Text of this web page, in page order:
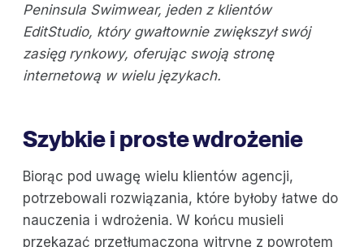
Peninsula Swimwear, jeden z klientów
EditStudio, który gwałtownie zwiększył swój
zasięg rynkowy, oferując swoją stronę
internetową w wielu językach.
Szybkie i proste wdrożenie
Biorąc pod uwagę wielu klientów agencji,
potrzebowali rozwiązania, które byłoby łatwe do
nauczenia i wdrożenia. W końcu musieli
przekazać przetłumaczoną witrynę z powrotem